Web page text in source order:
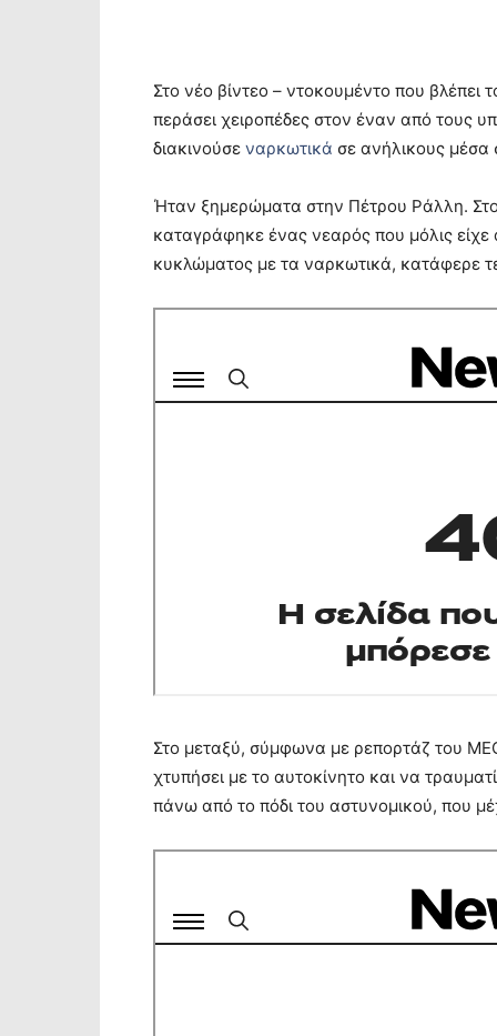
Στο νέο βίντεο – ντοκουμέντο που βλέπει
περάσει χειροπέδες στον έναν από τους
διακινούσε ναρκωτικά σε ανήλικους μέσα
Ήταν ξημερώματα στην Πέτρου Ράλλη.
καταγράφηκε ένας νεαρός που μόλις είχε
κυκλώματος με τα ναρκωτικά, κατάφερε
Στο μεταξύ, σύμφωνα με ρεπορτάζ του
χτυπήσει με το αυτοκίνητο και να
πάνω από το πόδι του αστυνομικού, που